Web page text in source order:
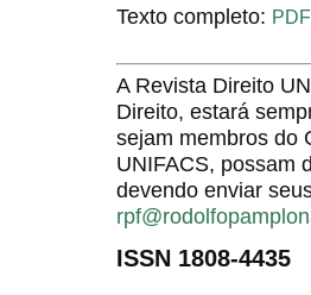
Texto completo: PDF
A Revista Direito
Direito, estará
sejam membros do
UNIFACS, possam
devendo enviar
ISSN 1808-4435